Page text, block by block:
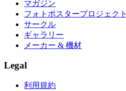
マガジン
フォトポスタープロジェクト
サークル
ギャラリー
メーカー & 機材
Legal
利用規約